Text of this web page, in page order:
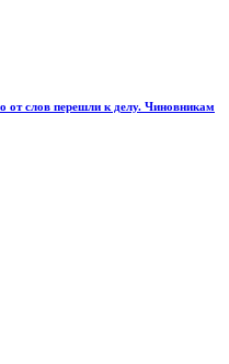
от слов перешли к делу. Чиновникам